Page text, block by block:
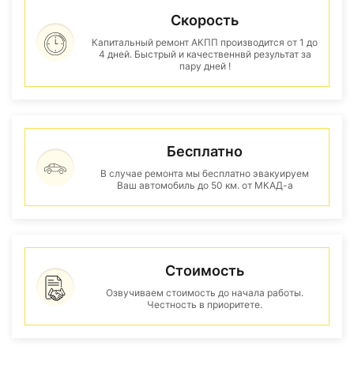
Скорость
Капитальный ремонт АКПП производится от 1 до
4 дней. Быстрый и качественнвй результат за
пару дней !
Бесплатно
В случае ремонта мы бесплатно эвакуируем
Ваш автомобиль до 50 км. от МКАД-а
Стоимость
Озвучиваем стоимость до начала работы.
Честность в приоритете.